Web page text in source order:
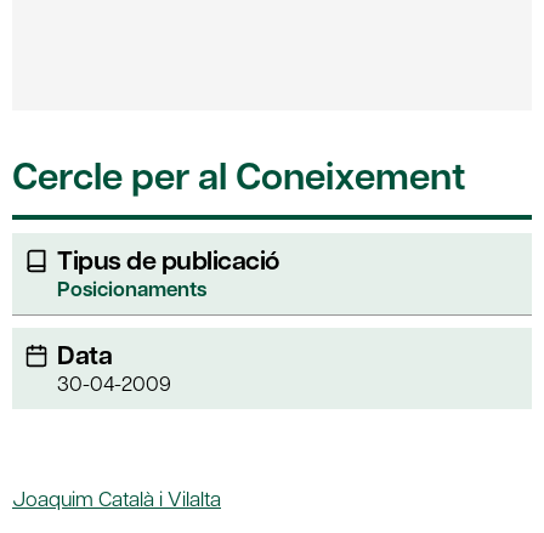
Cercle per al Coneixement
Tipus de publicació
Posicionaments
Data
30-04-2009
Joaquim Català i Vilalta